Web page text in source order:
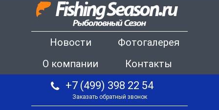
Новости
Фотогалерея
О компании
Контакты
+7 (499) 398 22 54
Заказать обратный звонок